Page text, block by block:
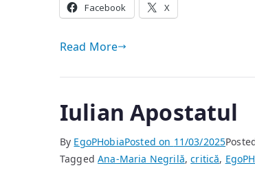
Facebook X
Read More
Iulian Apostatul
By EgoPHobiaPosted on 11/03/2025
TaggedAna-Maria Negrilă,critică,